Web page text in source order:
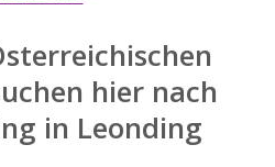
hier nach
in Leonding